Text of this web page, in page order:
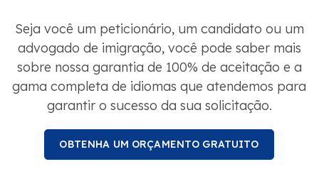
Seja você um peticionário, um candidato ou um
advogado de imigração, você pode saber mais
sobre nossa garantia de 100% de aceitação e a
gama completa de idiomas que atendemos para
garantir o sucesso da sua solicitação.
OBTENHA UM ORÇAMENTO GRATUITO